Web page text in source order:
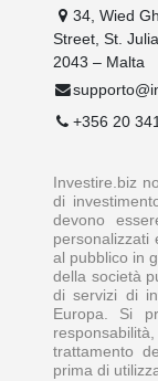
34, Wied
Street, St.
2043 – Malta
+356 20
Investire.biz
di
devono
personalizzati
al pubblico in
della società
di servizi di
Europa. Si
trattamento
prima di